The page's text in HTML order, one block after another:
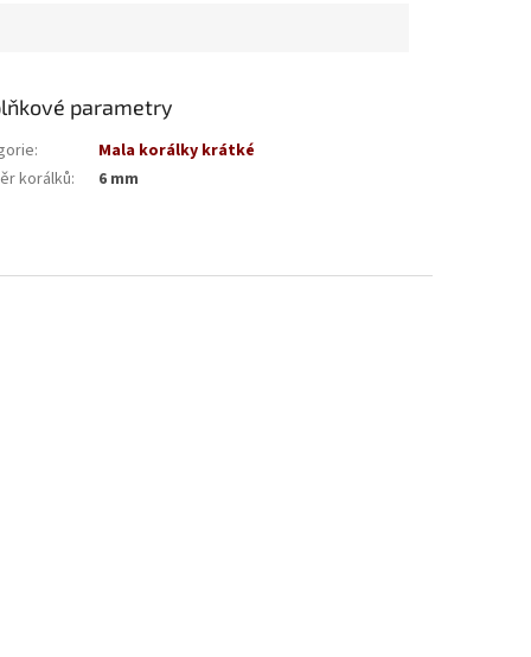
parametry
:
Mala korálky krátké
korálků: 6 mm